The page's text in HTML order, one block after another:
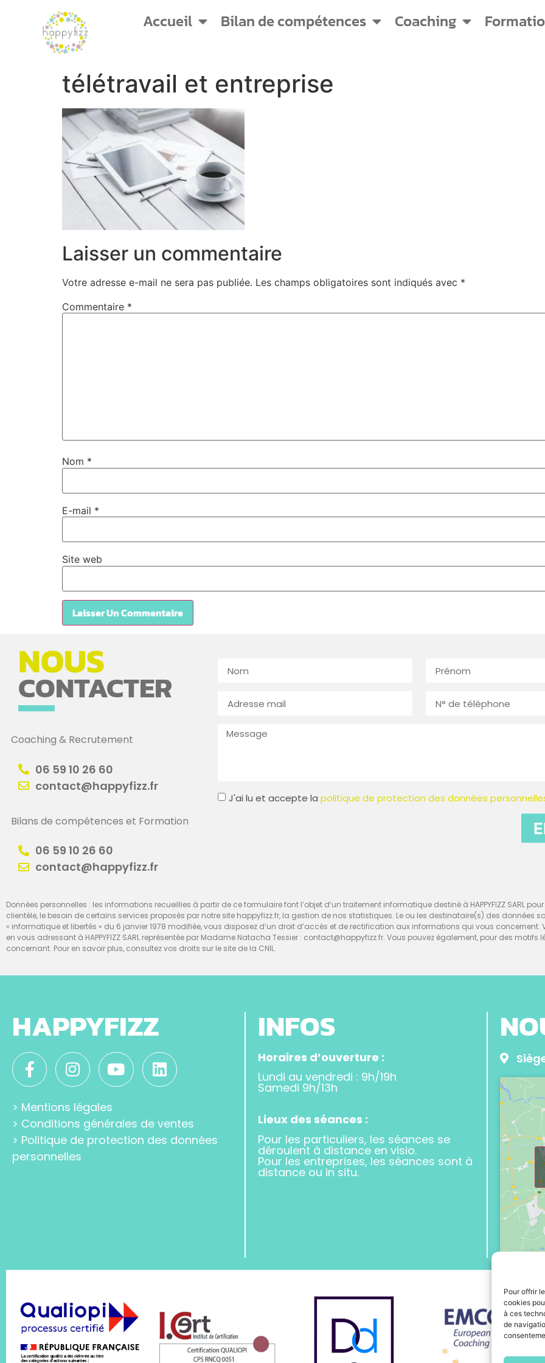
Pour offrir
cookies
à ces
de
Accueil Bilan de compétences Coaching
télétravail et entreprise
Laisser un commentaire
Votre adresse e-mail ne sera pas publiée. Les champs obligatoires sont indiqués avec *
Commentaire *
Nom *
E-mail *
Site web
NOUS
CONTACTER
Coaching & Recrutement
06 59 10 26 60
contact@happyfizz.fr
Bilans de compétences et Formation
06 59 10 26 60
contact@happyfizz.fr
J'ai lu et accepte lapolitique de protection des données
Données personnelles : les informations recueillies à partir de ce formulaire font l’objet d’un traitement informatique destiné à HAPPYFIZZ SARL
clientèle, le besoin de certains services proposés par notre site happyfizz.fr, la gestion de nos statistiques. Le ou les destinataire(s) des données
« informatique et libertés » du 6 janvier 1978 modifiée, vous disposez d’un droit d’accès et de rectification aux informations qui vous
en vous adressant à HAPPYFIZZ SARL représentée par Madame Natacha Tessier : contact@happyfizz.fr. Vous pouvez également, pour des
concernant. Pour en savoir plus, consultez vos droits sur le site de la CNIL.
HAPPYFIZZ
> Mentions légales
> Conditions générales de ventes
> Politique de protection des données
personnelles
INFOS
Horaires d’ouverture :
Lundi au vendredi : 9h/19h
Samedi 9h/13h
Lieux des séances :
Pour les particuliers, les séances se
déroulent à distance en visio.
Pour les entreprises, les séances sont à
distance ou in situ.